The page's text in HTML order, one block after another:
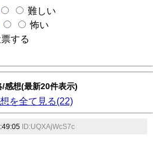
難しい
怖い
する
感想(最新20件表示)
を全て見る(22)
ID:UQXAjWcS7c